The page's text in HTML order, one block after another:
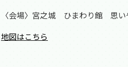
〈会場〉宮之城 ひまわり館 思い
地図はこちら